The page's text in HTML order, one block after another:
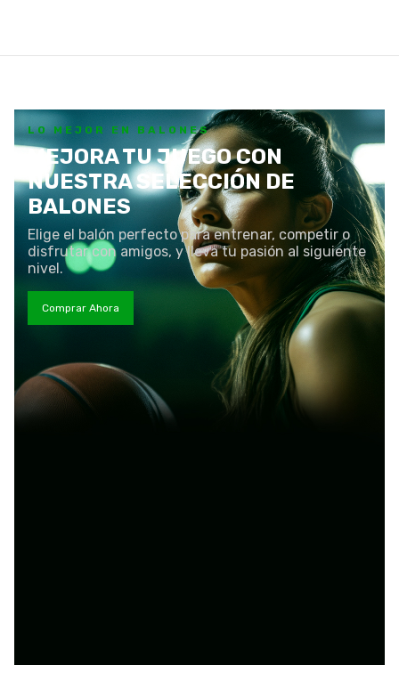
LO MEJOR EN BALONES
MEJORA TU JUEGO CON
NUESTRA SELECCIÓN DE
BALONES
Elige el balón perfecto para entrenar, competir o
disfrutar con amigos, y lleva tu pasión al siguiente
nivel.
Comprar Ahora